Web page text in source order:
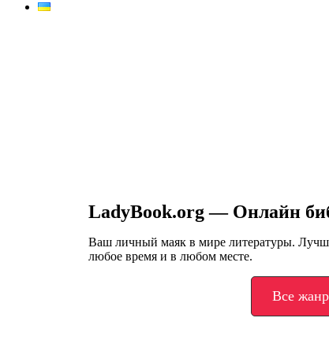
LadyBook.org — Онлайн
Ваш личный маяк в мире литературы.
любое время и в любом месте.
Все